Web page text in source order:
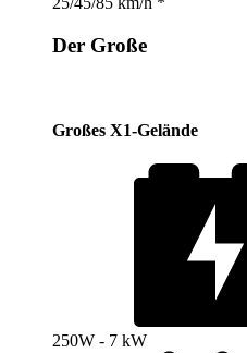
Der Große
Großes X1-Gelände
250W - 7 kW